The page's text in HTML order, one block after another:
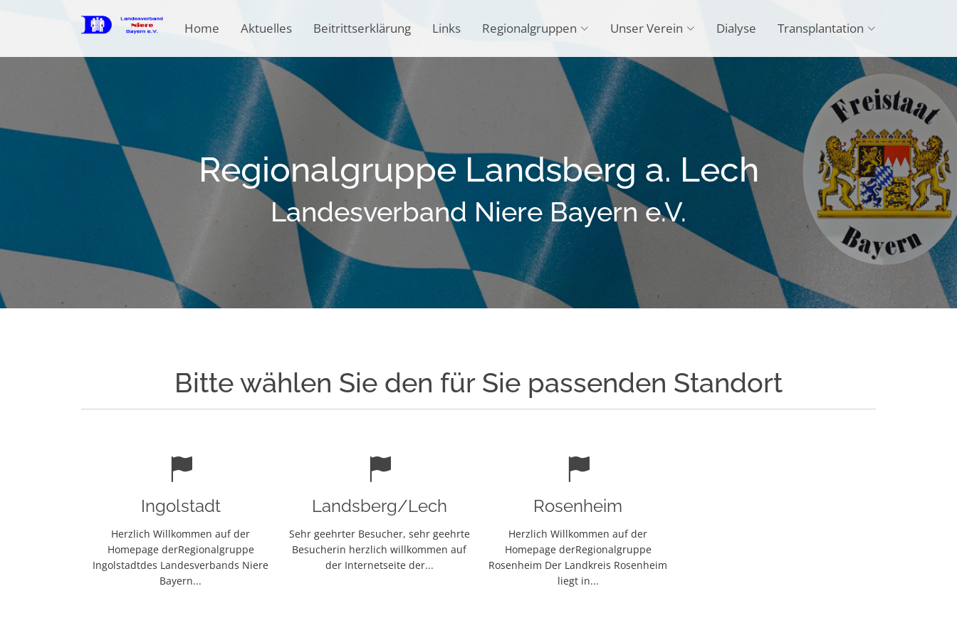
Home Aktuelles Beitrittserklärung Links Regionalgruppen Unser Verein Dialyse Transplantation
Regionalgruppe Landsberg a. Lech
Landesverband Niere Bayern e.V.
Bitte wählen Sie den für Sie passenden Standort
Ingolstadt
Herzlich Willkommen auf der
Homepage derRegionalgruppe
Ingolstadtdes Landesverbands Niere
Bayern...
Landsberg/Lech
Sehr geehrter Besucher, sehr geehrte
Besucherin herzlich willkommen auf
der Internetseite der...
Rosenheim
Herzlich Willkommen auf der
Homepage derRegionalgruppe
Rosenheim Der Landkreis Rosenheim
liegt in...